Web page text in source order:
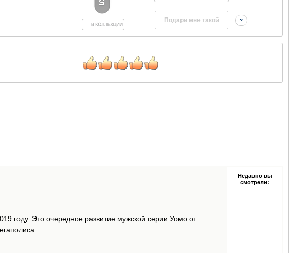
?
году. Это очередное развитие мужской серии Уомо от
Недавно вы
смотрели: